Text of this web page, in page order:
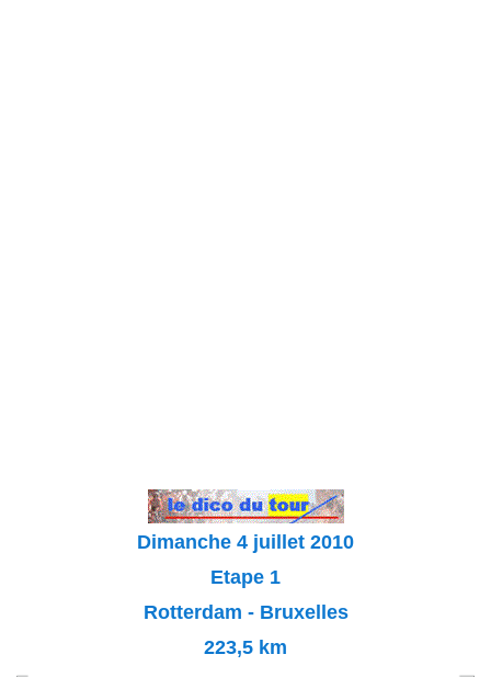
Dimanche 4 juillet 2010
Etape 1
Rotterdam - Bruxelles
223,5 km